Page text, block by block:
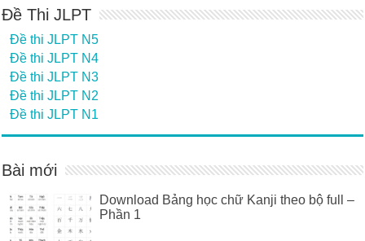
Đề Thi JLPT
Đề thi JLPT N5
Đề thi JLPT N4
Đề thi JLPT N3
Đề thi JLPT N2
Đề thi JLPT N1
Bài mới
Download Bảng học chữ Kanji theo bộ full –
Phần 1